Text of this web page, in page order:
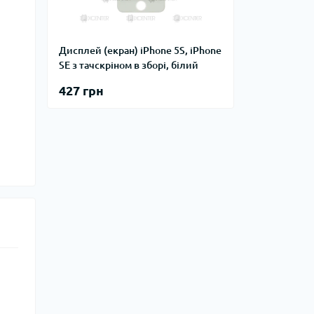
Дисплей (екран) iPhone 5S, iPhone
SE з тачскріном в зборі, білий
427 грн